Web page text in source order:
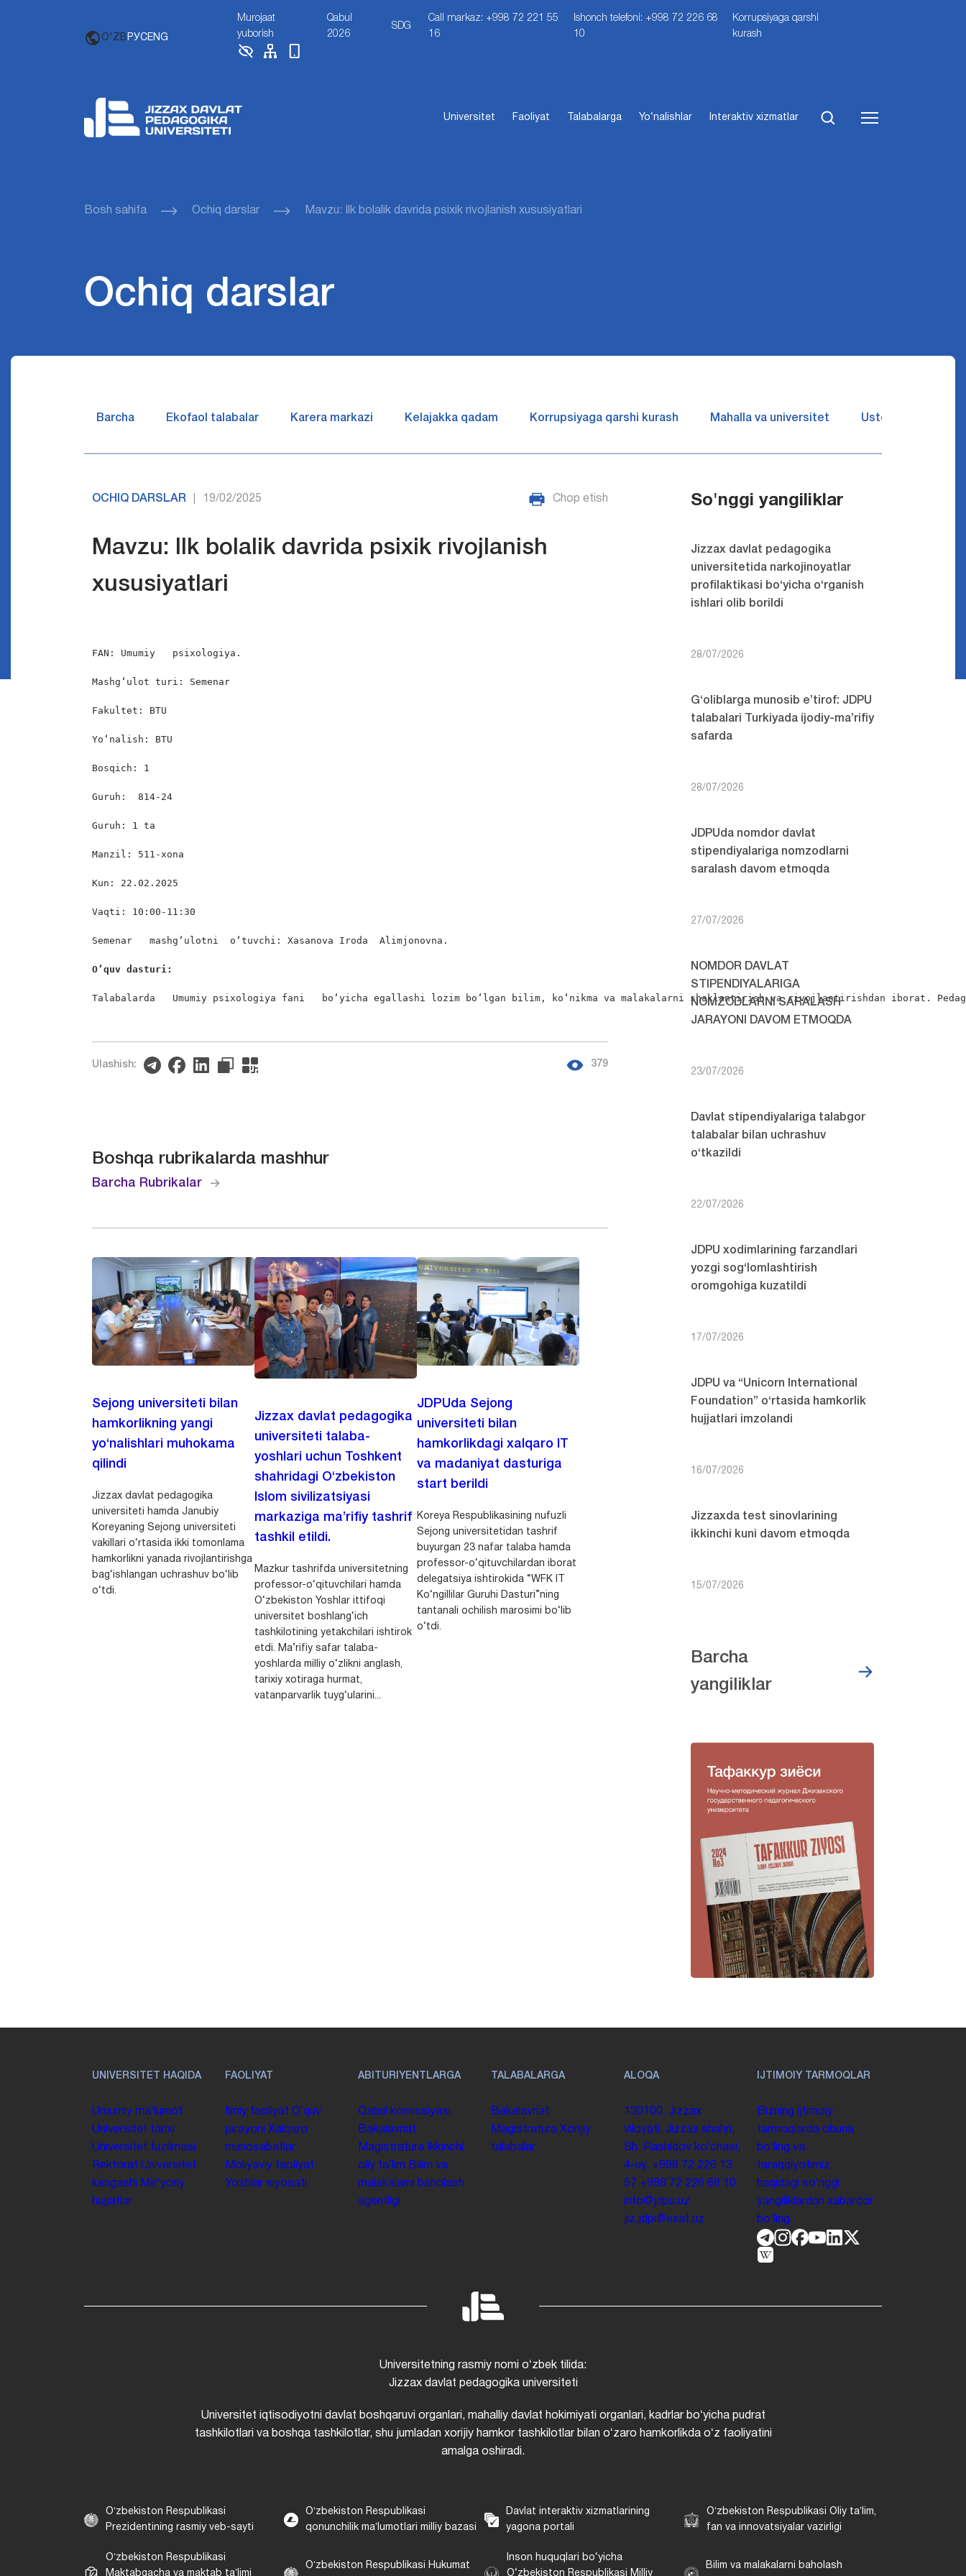
O'ZB РУСENG
Murojaat
yuborish
Qabul
2026
SDG
Call markaz: +998 72 221 55
16
Ishonch telefoni: +998 72 226 68
10
Korrupsiyaga qarshi
kurash
Universitet Faoliyat Talabalarga Yo‘nalishlar Interaktiv xizmatlar
Bosh sahifa Ochiq darslar Mavzu: Ilk bolalik davrida psixik rivojlanish xususiyatlari
Ochiq darslar
Barcha Ekofaol talabalar Karera markazi Kelajakka qadam Korrupsiyaga qarshi kurash Mahalla va universitet Ustozlar suhbatin
OCHIQ DARSLAR 19/02/2025 Chop etish
Mavzu: Ilk bolalik davrida psixik rivojlanish
xususiyatlari
FAN: Umumiy   psixologiya.
Mashg‘ulot turi: Semenar
Fakultet: BTU
Yo‘nalish: BTU
Bosqich: 1
Guruh:  814-24
Guruh: 1 ta
Manzil: 511-xona
Kun: 22.02.2025
Vaqti: 10:00-11:30
Semenar   mashgʻulotni  oʻtuvchi: Xasanova Iroda  Alimjonovna.
O‘quv dasturi:
Talabalarda   Umumiy psixologiya fani   bo‘yicha egallashi lozim bо‘lgan bilim, kо‘nikma va malakalarni shaklantirish va rivojlantirishdan iborat.
Ulashish: 379
Boshqa rubrikalarda mashhur
Barcha Rubrikalar
Sejong universiteti bilan
hamkorlikning yangi
yo‘nalishlari muhokama
qilindi
Jizzax davlat pedagogika
universiteti hamda Janubiy
Koreyaning Sejong universiteti
vakillari o‘rtasida ikki tomonlama
hamkorlikni yanada rivojlantirishga
bag‘ishlangan uchrashuv bo‘lib
o‘tdi.
Jizzax davlat pedagogika
universiteti talaba-
yoshlari uchun Toshkent
shahridagi O‘zbekiston
Islom sivilizatsiyasi
markaziga ma’rifiy tashrif
tashkil etildi.
Mazkur tashrifda universitetning
professor-o‘qituvchilari hamda
O‘zbekiston Yoshlar ittifoqi
universitet boshlang‘ich
tashkilotining yetakchilari ishtirok
etdi. Ma’rifiy safar talaba-
yoshlarda milliy o‘zlikni anglash,
tarixiy xotiraga hurmat,
vatanparvarlik tuyg‘ularini...
JDPUda Sejong
universiteti bilan
hamkorlikdagi xalqaro IT
va madaniyat dasturiga
start berildi
Koreya Respublikasining nufuzli
Sejong universitetidan tashrif
buyurgan 23 nafar talaba hamda
professor-o‘qituvchilardan iborat
delegatsiya ishtirokida “WFK IT
Ko‘ngillilar Guruhi Dasturi”ning
tantanali ochilish marosimi bo‘lib
o‘tdi.
So'nggi yangiliklar
Jizzax davlat pedagogika
universitetida narkojinoyatlar
profilaktikasi bo‘yicha o‘rganish
ishlari olib borildi
28/07/2026
G‘oliblarga munosib e’tirof: JDPU
talabalari Turkiyada ijodiy-ma’rifiy
safarda
28/07/2026
JDPUda nomdor davlat
stipendiyalariga nomzodlarni
saralash davom etmoqda
27/07/2026
NOMDOR DAVLAT
STIPENDIYALARIGA
NOMZODLARNI SARALASH
JARAYONI DAVOM ETMOQDA
23/07/2026
Davlat stipendiyalariga talabgor
talabalar bilan uchrashuv
o‘tkazildi
22/07/2026
JDPU xodimlarining farzandlari
yozgi sog‘lomlashtirish
oromgohiga kuzatildi
17/07/2026
JDPU va “Unicorn International
Foundation” o‘rtasida hamkorlik
hujjatlari imzolandi
16/07/2026
Jizzaxda test sinovlarining
ikkinchi kuni davom etmoqda
15/07/2026
Barcha
yangiliklar
UNIVERSITET HAQIDA
Umumiy maʼlumot
Universitet tarixi
Universitet tuzilmasi
Rektorat Universitet
kengashi
Me'yoriy
hujjatlar
FAOLIYAT
Ilmiy faoliyat Oʻquv
jarayoni Xalqaro
munosabatlar
Moliyaviy faoliyat
Yoshlar siyosati
ABITURIYENTLARGA
Qabul komissiyasi
Bakalavriat
Magistratura
Ikkinchi
oliy taʼlim Bilim va
malakalarni baholash
agentligi
TALABALARGA
Bakalavriat
Magistratura Xorijiy
talabalar
ALOQA
130100. Jizzax
viloyati, Jizzax shahri,
Sh. Rashidov koʻchasi,
4-uy. +998 72 226 13
57 +998 72 226 68 10
info@jdpu.uz
jiz.jdpi@exat.uz
IJTIMOIY TARMOQLAR
Bizning ijtimoiy
tarmoqlarda obuna
boʻling va
taraqqiyotimiz
haqidagi soʻnggi
yangiliklardan xabardor
boʻling.
Universitetning rasmiy nomi oʻzbek tilida:
Jizzax davlat pedagogika universiteti
Universitet iqtisodiyotni davlat boshqaruvi organlari, mahalliy davlat hokimiyati organlari, kadrlar boʻyicha pudrat
tashkilotlari va boshqa tashkilotlar, shu jumladan xorijiy hamkor tashkilotlar bilan oʻzaro hamkorlikda oʻz faoliyatini
amalga oshiradi.
Oʻzbekiston Respublikasi
Prezidentining rasmiy veb-sayti
Oʻzbekiston Respublikasi
qonunchilik maʼlumotlari milliy bazasi
Davlat interaktiv xizmatlarining
yagona portali
Oʻzbekiston Respublikasi Oliy taʼlim,
fan va innovatsiyalar vazirligi
Oʻzbekiston Respublikasi
Maktabgacha va maktab taʼlimi
Oʻzbekiston Respublikasi Hukumat
Inson huquqlari bo‘yicha
O‘zbekiston Respublikasi Milliy
Bilim va malakalarni baholash